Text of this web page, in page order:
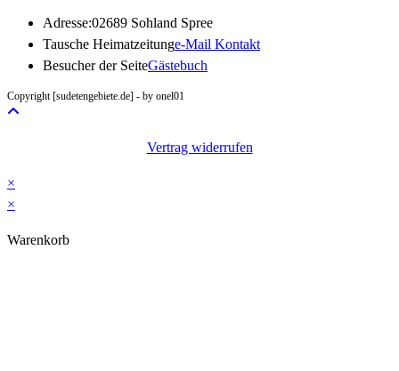
Adresse:02689 Sohland Spree
Tausche Heimatzeitunge-Mail KontaktOpens
Besucher der SeiteGästebuch
Copyright [sudetengebiete.de] - by onel01
Vertrag widerrufen
×
×
Warenkorb